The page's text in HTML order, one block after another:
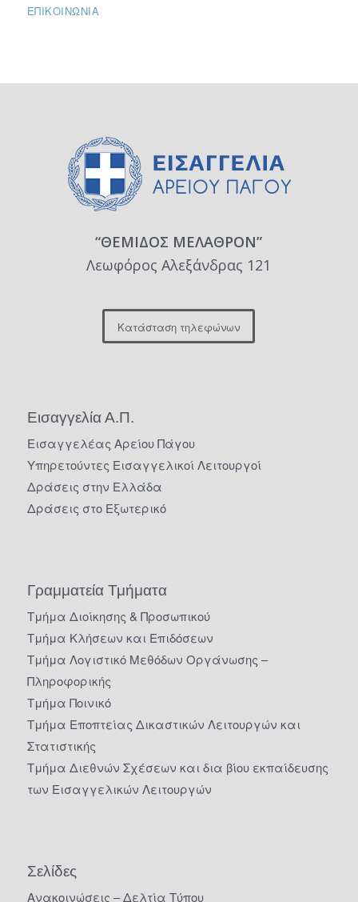
ΕΠΙΚΟΙΝΩΝΊΑ
“ΘΕΜΙΔΟΣ ΜΕΛΑΘΡΟΝ”
Λεωφόρος Αλεξάνδρας 121
Κατάσταση τηλεφώνων
Εισαγγελία Α.Π.
Εισαγγελέας Αρείου Πάγου
Υπηρετούντες Εισαγγελικοί Λειτουργοί
Δράσεις στην Ελλάδα
Δράσεις στο Εξωτερικό
Γραμματεία Τμήματα
Τμήμα Διοίκησης & Προσωπικού
Τμήμα Κλήσεων και Επιδόσεων
Τμήμα Λογιστικό Μεθόδων Οργάνωσης –
Πληροφορικής
Τμήμα Ποινικό
Τμήμα Εποπτείας Δικαστικών Λειτουργών και
Στατιστικής
Τμήμα Διεθνών Σχέσεων και δια βίου εκπαίδευσης
των Εισαγγελικών Λειτουργών
Σελίδες
Ανακοινώσεις – Δελτία Τύπου